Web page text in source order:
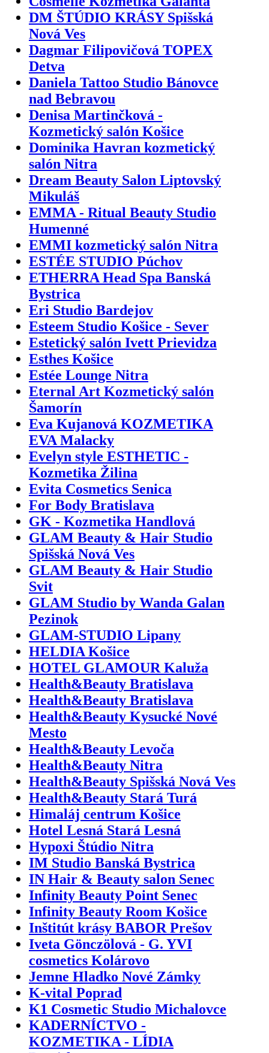
DM ŠTÚDIO KRÁSY Spišská
Nová Ves
Dagmar Filipovičová TOPEX
Detva
Daniela Tattoo Studio Bánovce
nad Bebravou
Denisa Martinčková -
Kozmetický salón Košice
Dominika Havran kozmetický
salón Nitra
Dream Beauty Salon Liptovský
Mikuláš
EMMA - Ritual Beauty Studio
Humenné
EMMI kozmetický salón Nitra
ESTÉE STUDIO Púchov
ETHERRA Head Spa Banská
Bystrica
Eri Studio Bardejov
Esteem Studio Košice - Sever
Estetický salón Ivett Prievidza
Esthes Košice
Estée Lounge Nitra
Eternal Art Kozmetický salón
Šamorín
Eva Kujanová KOZMETIKA
EVA Malacky
Evelyn style ESTHETIC -
Kozmetika Žilina
Evita Cosmetics Senica
For Body Bratislava
GK - Kozmetika Handlová
GLAM Beauty & Hair Studio
Spišská Nová Ves
GLAM Beauty & Hair Studio
Svit
GLAM Studio by Wanda Galan
Pezinok
GLAM-STUDIO Lipany
HELDIA Košice
HOTEL GLAMOUR Kaluža
Health&Beauty Bratislava
Health&Beauty Bratislava
Health&Beauty Kysucké Nové
Mesto
Health&Beauty Levoča
Health&Beauty Nitra
Health&Beauty Spišská Nová Ves
Health&Beauty Stará Turá
Himaláj centrum Košice
Hotel Lesná Stará Lesná
Hypoxi Štúdio Nitra
IM Studio Banská Bystrica
IN Hair & Beauty salon Senec
Infinity Beauty Point Senec
Infinity Beauty Room Košice
Inštitút krásy BABOR Prešov
Iveta Gönczölová - G. YVI
cosmetics Kolárovo
Jemne Hladko Nové Zámky
K-vital Poprad
K1 Cosmetic Studio Michalovce
KADERNÍCTVO -
KOZMETIKA - LÍDIA